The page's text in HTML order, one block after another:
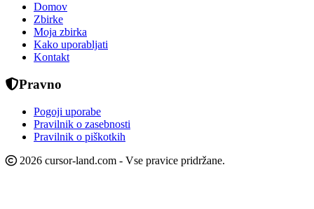
Domov
Zbirke
Moja zbirka
Kako uporabljati
Kontakt
Pravno
Pogoji uporabe
Pravilnik o zasebnosti
Pravilnik o piškotkih
2026 cursor-land.com - Vse pravice pridržane.